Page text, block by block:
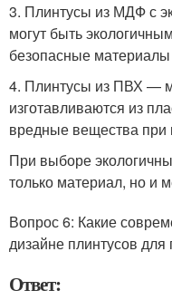
3. Плинтусы из МДФ с
могут быть
безопасные
4. Плинтусы из ПВХ —
изготавливаются из
вредные вещества при
При выборе
только материал, но и
Вопрос 6: Какие
дизайне плинтусов для
Ответ: